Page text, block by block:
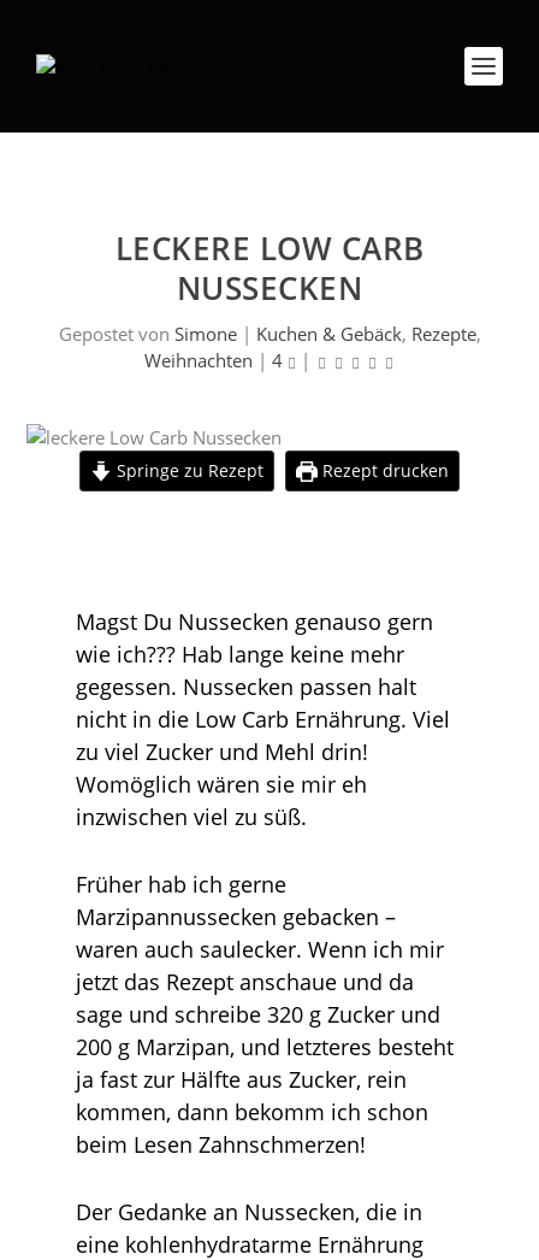
LECKERE LOW CARB
NUSSECKEN
Gepostet von Simone| Kuchen & Gebäck, Rezepte,
Weihnachten | 4 |
Springe zu Rezept Rezept drucken
Magst Du Nussecken genauso gern
wie ich??? Hab lange keine mehr
gegessen. Nussecken passen halt
nicht in die Low Carb Ernährung. Viel
zu viel Zucker und Mehl drin!
Womöglich wären sie mir eh
inzwischen viel zu süß.
Früher hab ich gerne
Marzipannussecken gebacken –
waren auch saulecker. Wenn ich mir
jetzt das Rezept anschaue und da
sage und schreibe 320 g Zucker und
200 g Marzipan, und letzteres besteht
ja fast zur Hälfte aus Zucker, rein
kommen, dann bekomm ich schon
beim Lesen Zahnschmerzen!
Der Gedanke an Nussecken, die in
eine kohlenhydratarme Ernährung